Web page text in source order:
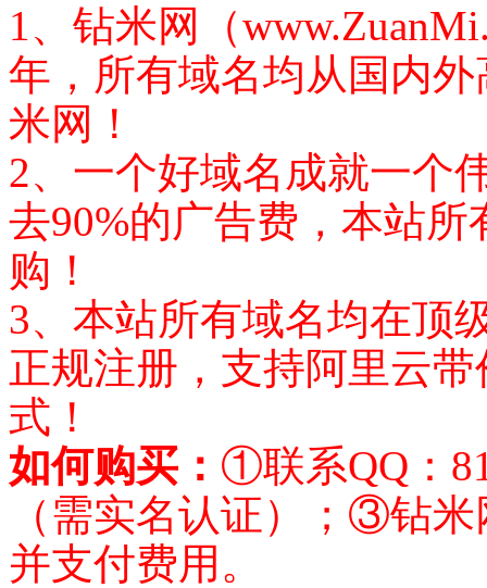
1、钻米网（
年，所有域名均从国内
米网！
2、一个好域名成就一个
去90%的广告费，本站
购！
3、本站所有域名均在顶
正规注册，支持阿里云
式！
如何购买： ①联系QQ：
（需实名认证）；③钻
并支付费用。